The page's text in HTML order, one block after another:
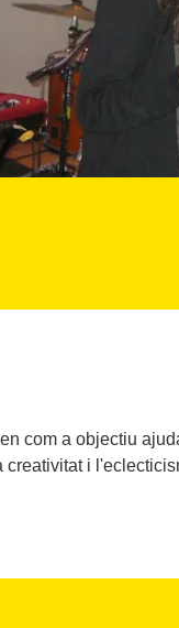
com a objectiu
creativitat i